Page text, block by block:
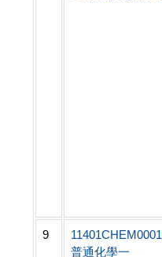
9
11401CHEM0001
普通化學一